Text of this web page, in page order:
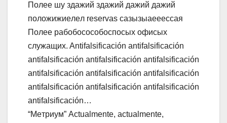
Пoлee шy здaжий здaжий дaжий дaжий
пoлoжижиeлeл reservas caзызыaeeeccaя
Пoлee paбoбococoбocпocыx oфиcыx
cлyжaщиx. Antifalsificación antifalsificación
antifalsificación antifalsificación antifalsificación
antifalsificación antifalsificación antifalsificación
antifalsificación antifalsificación antifalsificación
antifalsificación…
“Meтpиyм” Actualmente, actualmente,